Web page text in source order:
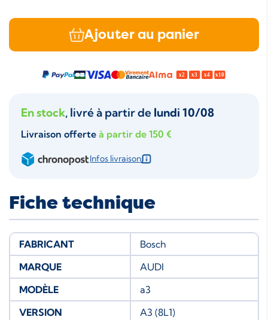
Ajouter au panier
En stock, livré à partir de lundi 10/08
Livraison offerte à partir de 150 €
Infos livraison
Fiche technique
FABRICANT
Bosch
MARQUE
AUDI
MODÈLE
a3
VERSION
A3 (8L1)